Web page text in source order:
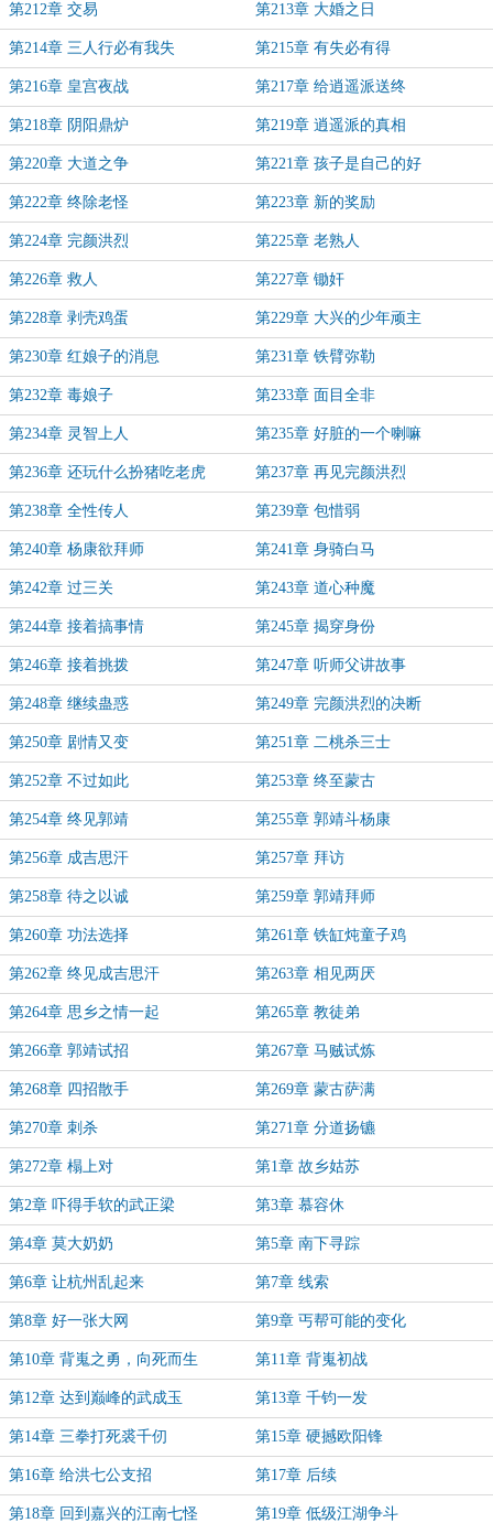
第212章 交易 第213章 大婚之日
第214章 三人行必有我失 第215章 有失必有得
第216章 皇宫夜战 第217章 给逍遥派送终
第218章 阴阳鼎炉 第219章 逍遥派的真相
第220章 大道之争 第221章 孩子是自己的好
第222章 终除老怪 第223章 新的奖励
第224章 完颜洪烈 第225章 老熟人
第226章 救人 第227章 锄奸
第228章 剥壳鸡蛋 第229章 大兴的少年顽主
第230章 红娘子的消息 第231章 铁臂弥勒
第232章 毒娘子 第233章 面目全非
第234章 灵智上人 第235章 好脏的一个喇嘛
第236章 还玩什么扮猪吃老虎 第237章 再见完颜洪烈
第238章 全性传人 第239章 包惜弱
第240章 杨康欲拜师 第241章 身骑白马
第242章 过三关 第243章 道心种魔
第244章 接着搞事情 第245章 揭穿身份
第246章 接着挑拨 第247章 听师父讲故事
第248章 继续蛊惑 第249章 完颜洪烈的决断
第250章 剧情又变 第251章 二桃杀三士
第252章 不过如此 第253章 终至蒙古
第254章 终见郭靖 第255章 郭靖斗杨康
第256章 成吉思汗 第257章 拜访
第258章 待之以诚 第259章 郭靖拜师
第260章 功法选择 第261章 铁缸炖童子鸡
第262章 终见成吉思汗 第263章 相见两厌
第264章 思乡之情一起 第265章 教徒弟
第266章 郭靖试招 第267章 马贼试炼
第268章 四招散手 第269章 蒙古萨满
第270章 刺杀 第271章 分道扬镳
第272章 榻上对 第1章 故乡姑苏
第2章 吓得手软的武正梁 第3章 慕容休
第4章 莫大奶奶 第5章 南下寻踪
第6章 让杭州乱起来 第7章 线索
第8章 好一张大网 第9章 丐帮可能的变化
第10章 背嵬之勇，向死而生 第11章 背嵬初战
第12章 达到巅峰的武成玉 第13章 千钧一发
第14章 三拳打死裘千仞 第15章 硬撼欧阳锋
第16章 给洪七公支招 第17章 后续
第18章 回到嘉兴的江南七怪 第19章 低级江湖争斗